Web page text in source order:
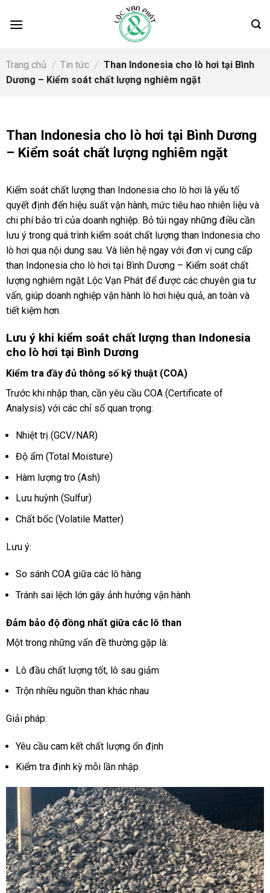
Trang chủ / Tin tức / Than Indonesia cho lò hơi tại Bình
Dương – Kiểm soát chất lượng nghiêm ngặt
Than Indonesia cho lò hơi tại Bình Dương
– Kiểm soát chất lượng nghiêm ngặt
Kiểm soát chất lượng than Indonesia cho lò hơi là yếu tố
quyết định đến hiệu suất vận hành, mức tiêu hao nhiên liệu và
chi phí bảo trì của doanh nghiệp. Bỏ túi ngay những điều cần
lưu ý trong quá trình kiểm soát chất lượng than Indonesia cho
lò hơi qua nội dung sau. Và liên hệ ngay với đơn vị cung cấp
than Indonesia cho lò hơi tại Bình Dương – Kiểm soát chất
lượng nghiêm ngặt Lộc Vạn Phát để được các chuyên gia tư
vấn, giúp doanh nghiệp vận hành lò hơi hiệu quả, an toàn và
tiết kiệm hơn.
Lưu ý khi kiểm soát chất lượng than Indonesia
cho lò hơi tại Bình Dương
Kiểm tra đầy đủ thông số kỹ thuật (COA)
Trước khi nhập than, cần yêu cầu COA (Certificate of
Analysis) với các chỉ số quan trọng:
Nhiệt trị (GCV/NAR)
Độ ẩm (Total Moisture)
Hàm lượng tro (Ash)
Lưu huỳnh (Sulfur)
Chất bốc (Volatile Matter)
Lưu ý:
So sánh COA giữa các lô hàng
Tránh sai lệch lớn gây ảnh hưởng vận hành
Đảm bảo độ đồng nhất giữa các lô than
Một trong những vấn đề thường gặp là:
Lô đầu chất lượng tốt, lô sau giảm
Trộn nhiều nguồn than khác nhau
Giải pháp:
Yêu cầu cam kết chất lượng ổn định
Kiểm tra định kỳ mỗi lần nhập